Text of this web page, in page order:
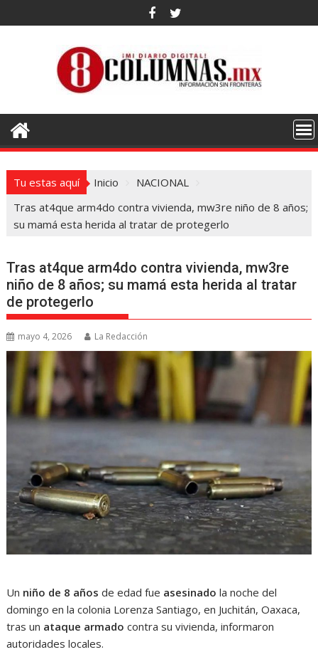
al
Tu estas aquí Inicio
NACIONAL
Tras at4que arm4do contra vivienda, mw3re niño de 8 años;
su mamá esta herida al tratar de protegerlo
Tras at4que arm4do contra vivienda, mw3re
niño de 8 años; su mamá esta herida al tratar
de protegerlo
mayo 4, 2026 La Redacción
Un niño de 8 años de edad fue asesinadola noche del
domingo en la colonia Lorenza Santiago, en Juchitán, Oaxaca,
tras un ataque armado contra su vivienda, informaron
autoridades locales.